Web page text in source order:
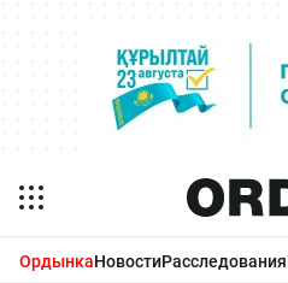
ОрдынкаНовостиРасследования